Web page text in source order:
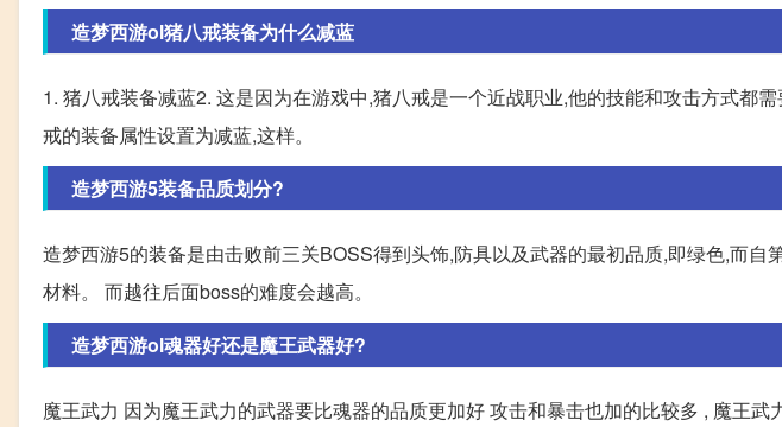
造梦西游ol猪八戒装备为什么减蓝
1. 猪八戒装备减蓝2. 这是因为在游戏中,猪八戒是一个近战职业,他的技能和攻击方式都
戒的装备属性设置为减蓝,这样。
造梦西游5装备品质划分?
造梦西游5的装备是由击败前三关BOSS得到头饰,防具以及武器的最初品质,即绿色,而自
材料。 而越往后面boss的难度会越高。
造梦西游ol魂器好还是魔王武器好?
魔王武力 因为魔王武力的武器要比魂器的品质更加好 攻击和暴击也加的比较多 , 魔王